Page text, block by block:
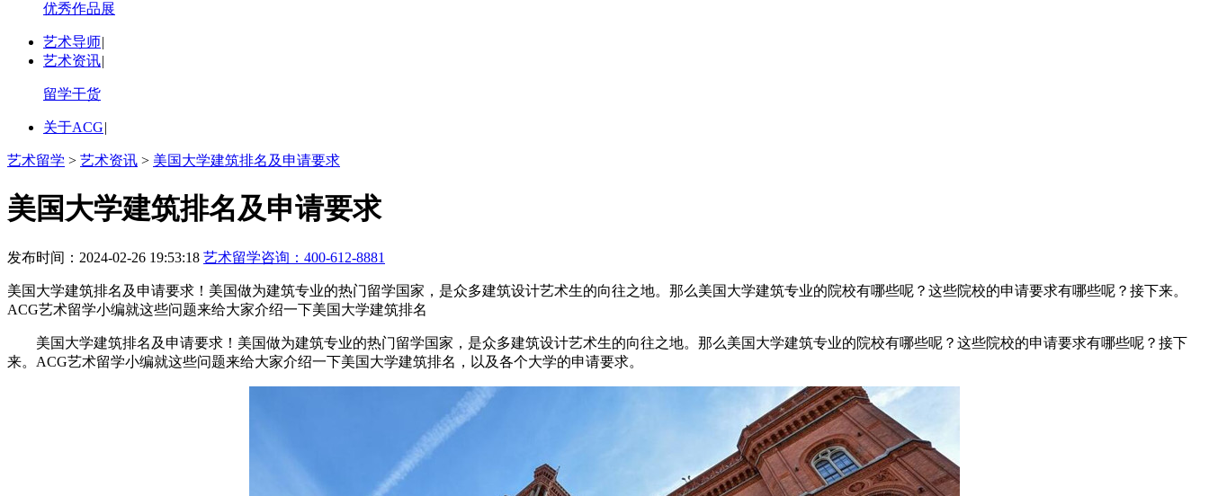
优秀作品展
艺术导师|
艺术资讯|
留学干货
关于ACG|
艺术留学 > 艺术资讯 > 美国大学建筑排名及申请要求
美国大学建筑排名及申请要求
发布时间：2024-02-26 19:53:18 艺术留学咨询： 400-612-8881
美国大学建筑排名及申请要求！美国做为建筑专业的热门留学国家，是众多建筑设计艺术生的向往之地。那么美国大学建筑专业的院校有哪些呢？这些院校的申请要求有哪些呢？接下来。
ACG艺术留学小编就这些问题来给大家介绍一下美国大学建筑排名
美国大学建筑排名及申请要求！美国做为建筑专业的热门留学国家，是众多建筑设计艺术生的向往之地。那么美国大学建筑专业的院校有哪些呢？这些院校的申请要求有哪些呢？接下
来。ACG艺术留学小编就这些问题来给大家介绍一下美国大学建筑排名，以及各个大学的申请要求。